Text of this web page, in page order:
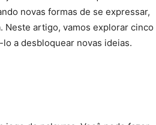
novas formas de se expressar,
Neste artigo, vamos explorar cinco
a desbloquear novas ideias.